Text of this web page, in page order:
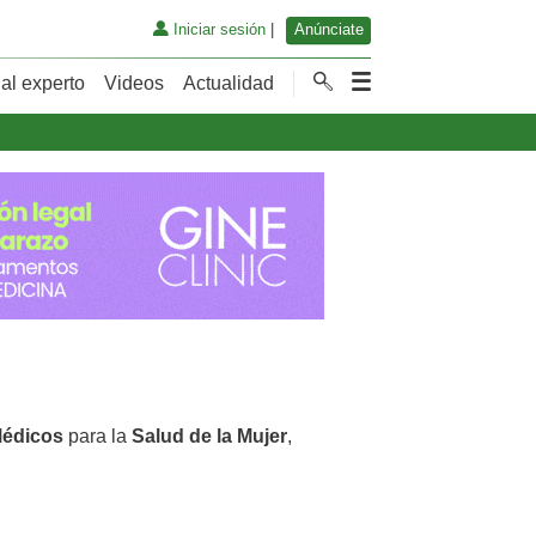
Iniciar sesión| Anúnciate
experto Videos Actualidad
para la Salud de la Mujer,